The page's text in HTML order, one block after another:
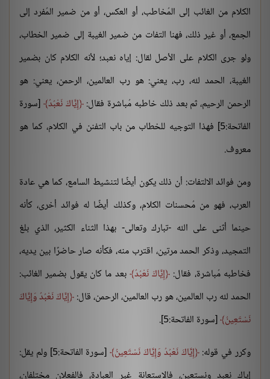
الكلام من الغائب إلى المُخاطب، أو العكس، أو من ضمير المُفرد إلى
الجمع، أو غير ذلك، فهنا التفات من ضمير الغيبة إلى ضمير الخطاب،
ولو جرى الكلام على الأصل لقال: إياه نعبد؛ لأنه الكلام كان بضمير
الغيبة، الحمد لله، رب، يعني: هو رب العالمين، الرحمن، يعني: هو
الرحمن الرحيم، ثم بعد ذلك خاطبه مُباشرة فقال: إِيَّاكَ نَعْبُدُ [سورة
الفاتحة:5] فهذا التوجيه للخطاب من باب التفنن في الكلام، كما هو
معروف.
ومن فوائد الالتفات: أن ذلك يكون أيضًا لتنشيط السامع، كما هي عادة
العرب، فهو من مُحسنات الكلام، وكذلك أيضًا له فوائد أخرى، كأنه
حينما أثنى على الله -تبارك وتعالى- بهذا الثناء الكثير، الذي بلغ
التمجيد، وذكر الحمد مرتين، اقترب منه، فكأنه صار حاضرًا بين يديه،
فخاطبه مُباشرة، فقال: إِيَّاكَ نَعْبُدُ بعد ما كان يقول بضمير الغائب:
الحمد لله رب العالمين، هو رب العالمين، الرحمن، قال: إِيَّاكَ نَعْبُدُ وَإِيَّاكَ
نَسْتَعِينُ [سورة الفاتحة:5].
وكرر في قوله: إِيَّاكَ نَعْبُدُ وَإِيَّاكَ نَسْتَعِينُ
[سورة الفاتحة:5] ولم يقل:
إياك نعبد ونستعين، فالاستعانة غير العبادة، فالفعلان مختلفان،